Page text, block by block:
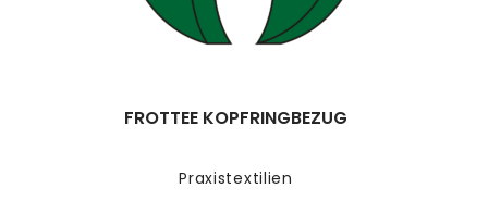
Praxistextilien
FROTTEE KOPFRINGBEZUG